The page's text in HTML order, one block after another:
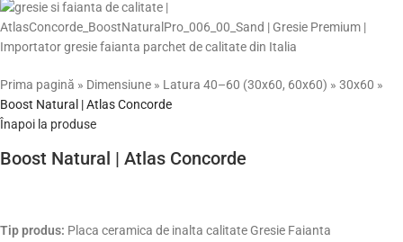
Prima pagină » Dimensiune » Latura 40–60 (30x60, 60x60) » 30x60 »
Boost Natural | Atlas Concorde
Înapoi la produse
Boost Natural | Atlas Concorde
Tip produs: Placa ceramica de inalta calitate Gresie Faianta